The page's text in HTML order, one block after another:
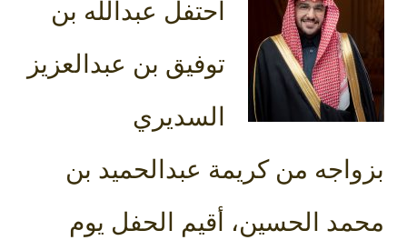
احتفل عبدالله بن
توفيق بن عبدالعزيز
السديري
بزواجه من كريمة عبدالحميد بن
محمد الحسين، أقيم الحفل يوم